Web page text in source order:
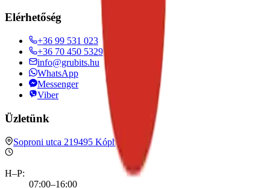
Elérhetőség
+36 99 531 023
+36 70 450 5329
info@grubits.hu
WhatsApp
Messenger
Viber
Üzletünk
Soproni utca 219495 Kópháza
H–P:
07:00–16:00